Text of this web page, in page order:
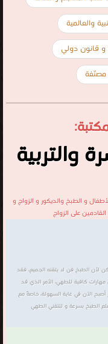
والتربية
و الطبخ والديكور و الزواج و
القادمين على الزواج
لأن الطبخ فن لا يتقنه الجميع، فقد
كافية للطهي، الأمر الذي قد
أصبح الآن في غاية السهولة، خاصةً مع
الطبخ بسرعة و لتتقني الطهي